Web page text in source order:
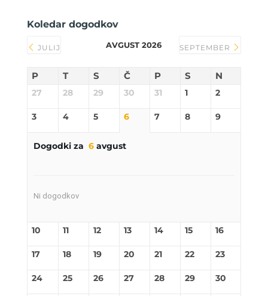
Koledar dogodkov
JULIJ AVGUST 2026 SEPTEMBER
P T S Č P S N
27 28 29 30 31 1 2
3 4 5 6 7 8 9
Dogodki za 6avgust
Ni dogodkov
10 11 12 13 14 15 16
17 18 19 20 21 22 23
24 25 26 27 28 29 30